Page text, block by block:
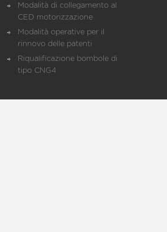
Modalità di collegamento al
CED motorizzazione
Modalità operative per il
rinnovo delle patenti
Riqualificazione bombole di
tipo CNG4